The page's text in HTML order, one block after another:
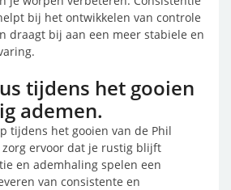
bij het ontwikkelen van controle
draagt bij aan een meer stabiele en
tijdens het gooien
ademen.
tijdens het gooien van de Phil
ervoor dat je rustig blijft
en ademhaling spelen een
van consistente en